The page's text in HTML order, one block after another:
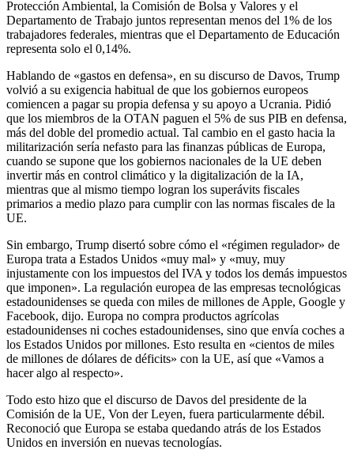
Protección Ambiental, la Comisión de Bolsa y Valores y el
Departamento de Trabajo juntos representan menos del 1% de los
trabajadores federales, mientras que el Departamento de Educación
representa solo el 0,14%.
Hablando de «gastos en defensa», en su discurso de Davos, Trump
volvió a su exigencia habitual de que los gobiernos europeos
comiencen a pagar su propia defensa y su apoyo a Ucrania. Pidió
que los miembros de la OTAN paguen el 5% de sus PIB en defensa,
más del doble del promedio actual. Tal cambio en el gasto hacia la
militarización sería nefasto para las finanzas públicas de Europa,
cuando se supone que los gobiernos nacionales de la UE deben
invertir más en control climático y la digitalización de la IA,
mientras que al mismo tiempo logran los superávits fiscales
primarios a medio plazo para cumplir con las normas fiscales de la
UE.
Sin embargo, Trump disertó sobre cómo el «régimen regulador» de
Europa trata a Estados Unidos «muy mal» y «muy, muy
injustamente con los impuestos del IVA y todos los demás impuestos
que imponen». La regulación europea de las empresas tecnológicas
estadounidenses se queda con miles de millones de Apple, Google y
Facebook, dijo. Europa no compra productos agrícolas
estadounidenses ni coches estadounidenses, sino que envía coches a
los Estados Unidos por millones. Esto resulta en «cientos de miles
de millones de dólares de déficits» con la UE, así que «Vamos a
hacer algo al respecto».
Todo esto hizo que el discurso de Davos del presidente de la
Comisión de la UE, Von der Leyen, fuera particularmente débil.
Reconoció que Europa se estaba quedando atrás de los Estados
Unidos en inversión en nuevas tecnologías.